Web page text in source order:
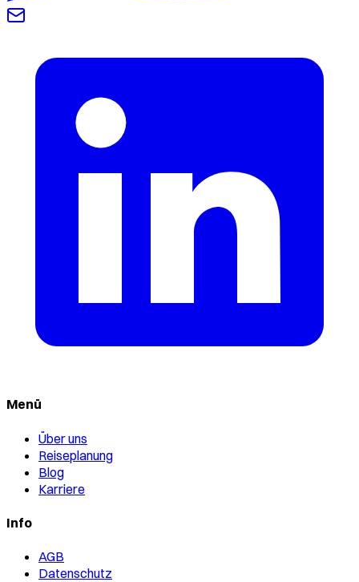
Menü
Über uns
Reiseplanung
Blog
Karriere
Info
AGB
Datenschutz